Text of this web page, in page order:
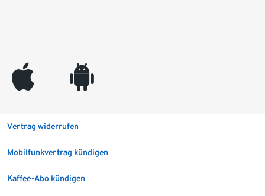
appleinc android
Vertrag widerrufen
Mobilfunkvertrag kündigen
Kaffee-Abo kündigen